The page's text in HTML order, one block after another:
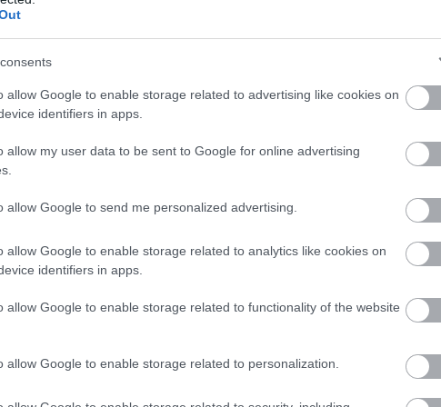
allow Google to enable storage related to advertising like cookies on
identifiers in apps.
allow my user data to be sent to Google for online advertising
allow Google to send me personalized advertising.
allow Google to enable storage related to analytics like cookies on
identifiers in apps.
allow Google to enable storage related to functionality of the website
allow Google to enable storage related to personalization.
εταιρειών που ανακοίνωσαν ακυρώσεις
που δεν αφορούν στην
Insider :
σε δύο δρομολόγια, το Ντουμπάι-Τεχεράνη και το
στα ΗΑΕ και το Μπαχρέιν, σύμφωνα με την